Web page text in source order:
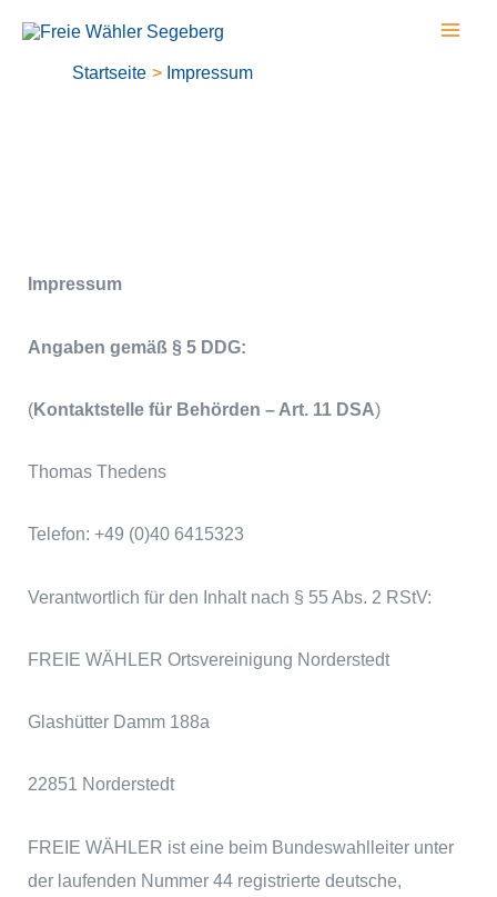
Startseite Impressum
Impressum
Angaben gemäß § 5 DDG:
(Kontaktstelle für Behörden – Art. 11 DSA)
Thomas Thedens
Telefon: +49 (0)40 6415323
Verantwortlich für den Inhalt nach § 55 Abs. 2 RStV:
FREIE WÄHLER Ortsvereinigung Norderstedt
Glashütter Damm 188a
22851 Norderstedt
FREIE WÄHLER ist eine beim Bundeswahlleiter unter
der laufenden Nummer 44 registrierte deutsche,